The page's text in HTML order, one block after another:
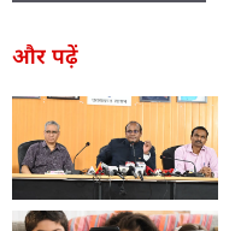
और पढ़ें